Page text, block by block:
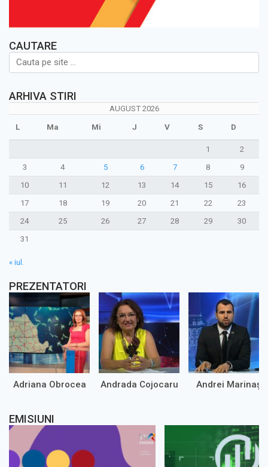
CAUTARE
ARHIVA STIRI
AUGUST 2026
L Ma Mi J V S D
1
2
3
4 5 6 7 8
9
10
11 12 13 14 15
16
17
18 19 20 21 22
23
24
25 26 27 28 29
30
31
« iul.
PREZENTATORI
Adriana Obrocea Andrada Cojocaru Andrei Marinaș
EMISIUNI